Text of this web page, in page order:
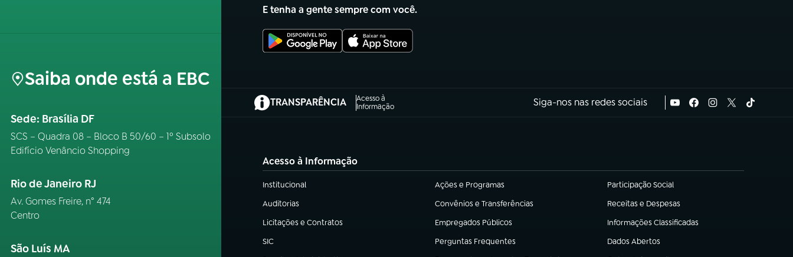
Saiba onde está a EBC
Sede: Brasília DF
SCS – Quadra 08 – Bloco B 50/60 – 1º Subsolo
Edifício Venâncio Shopping
Rio de Janeiro RJ
Av. Gomes Freire, n° 474
Centro
São Luís MA
E tenha a gente sempre com você.
TRANSPARÊNCIA
Acesso à
Informação
(abre em nova aba) Siga-nos nas redes sociais
Acesso à Informação
Institucional
(abre em nova aba) Ações e Programas
(abre em nova aba) Participação Social
(abre em nova aba)
Auditorias
(abre em nova aba) Convênios e Transferências
(abre em nova aba) Receitas e Despesas
(abre em nova aba)
Licitações e Contratos
(abre em nova aba) Empregados Públicos
(abre em nova aba) Informações Classificadas
(abre em nova aba)
SIC
(abre em nova aba) Perguntas Frequentes
(abre em nova aba) Dados Abertos
(abre em nova aba)